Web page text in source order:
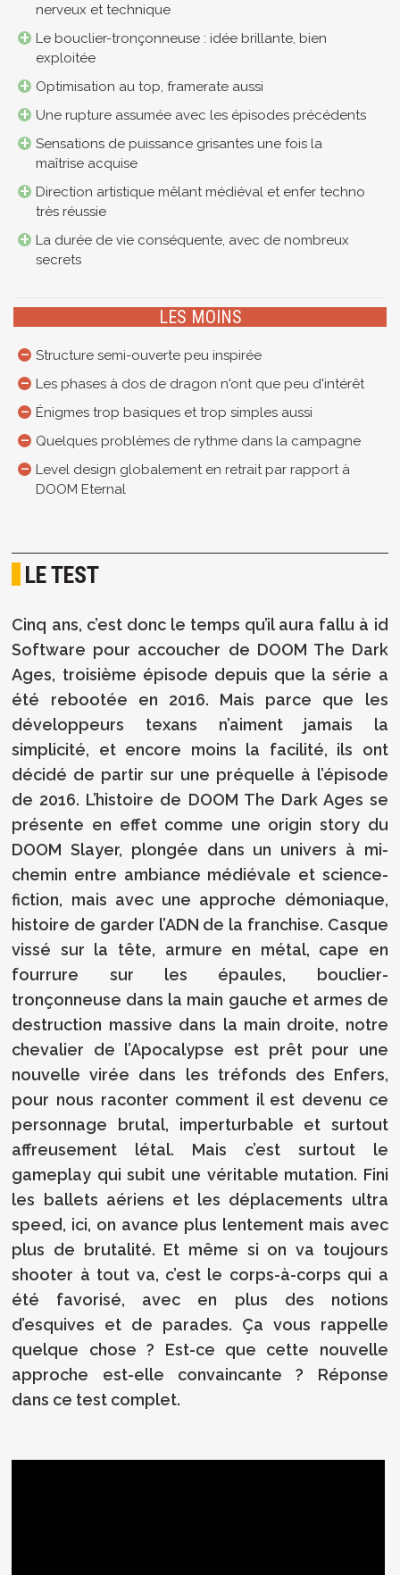
nerveux et technique
Le bouclier-tronçonneuse : idée brillante, bien
exploitée
Optimisation au top, framerate aussi
Une rupture assumée avec les épisodes précédents
Sensations de puissance grisantes une fois la
maîtrise acquise
Direction artistique mêlant médiéval et enfer techno
très réussie
La durée de vie conséquente, avec de nombreux
secrets
LES MOINS
Structure semi-ouverte peu inspirée
Les phases à dos de dragon n'ont que peu d'intérêt
Énigmes trop basiques et trop simples aussi
Quelques problèmes de rythme dans la campagne
Level design globalement en retrait par rapport à
DOOM Eternal
LE TEST
Cinq ans, c’est donc le temps qu’il aura fallu à id
Software pour accoucher de DOOM The Dark
Ages, troisième épisode depuis que la série a
été rebootée en 2016. Mais parce que les
développeurs texans n’aiment jamais la
simplicité, et encore moins la facilité, ils ont
décidé de partir sur une préquelle à l’épisode
de 2016. L’histoire de DOOM The Dark Ages se
présente en effet comme une origin story du
DOOM Slayer, plongée dans un univers à mi-
chemin entre ambiance médiévale et science-
fiction, mais avec une approche démoniaque,
histoire de garder l’ADN de la franchise. Casque
vissé sur la tête, armure en métal, cape en
fourrure sur les épaules, bouclier-
tronçonneuse dans la main gauche et armes de
destruction massive dans la main droite, notre
chevalier de l’Apocalypse est prêt pour une
nouvelle virée dans les tréfonds des Enfers,
pour nous raconter comment il est devenu ce
personnage brutal, imperturbable et surtout
affreusement létal. Mais c’est surtout le
gameplay qui subit une véritable mutation. Fini
les ballets aériens et les déplacements ultra
speed, ici, on avance plus lentement mais avec
plus de brutalité. Et même si on va toujours
shooter à tout va, c’est le corps-à-corps qui a
été favorisé, avec en plus des notions
d’esquives et de parades. Ça vous rappelle
quelque chose ? Est-ce que cette nouvelle
approche est-elle convaincante ? Réponse
dans ce test complet.